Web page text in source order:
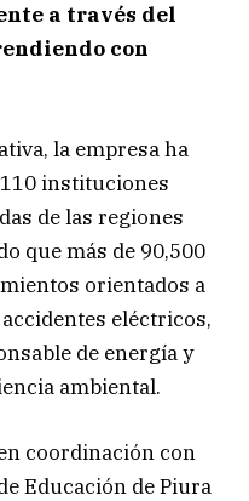
a través del
con
la empresa ha
instituciones
de las regiones
que más de 90,500
orientados a
eléctricos,
de energía y
ambiental.
coordinación con
Educación de Piura